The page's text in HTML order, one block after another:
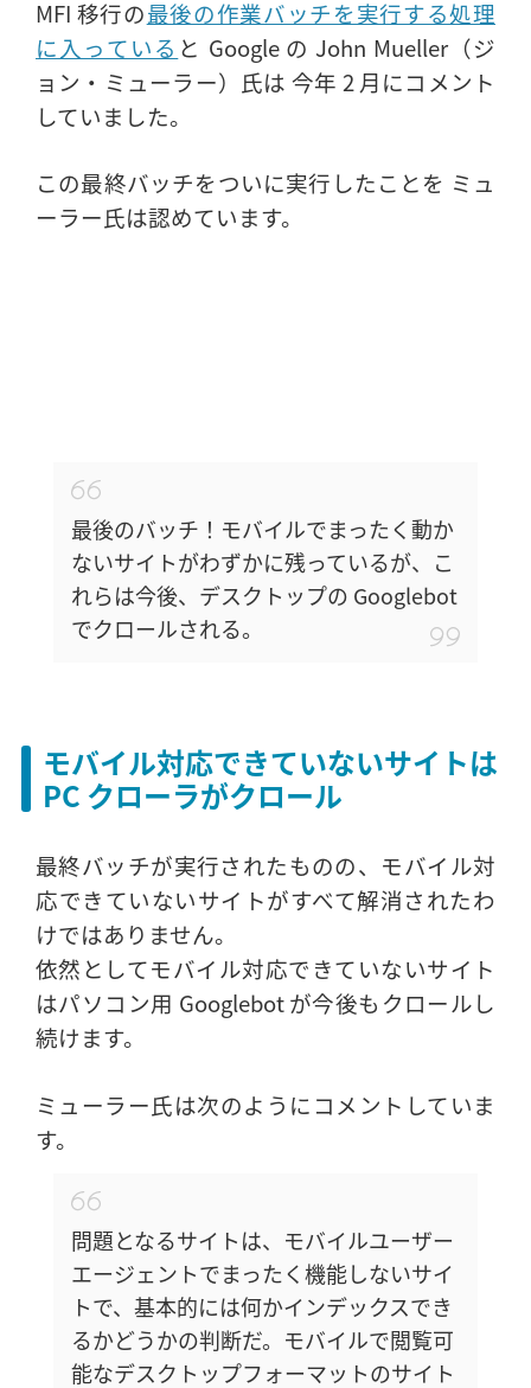
MFI 移行の最後の作業バッチを実行する処理
に入っている と Google の John Mueller（ジ
ョン・ミューラー）氏は 今年 2 月にコメント
していました。
この最終バッチをついに実行したことを ミュ
ーラー氏は認めています。
最後のバッチ！モバイルでまったく動か
ないサイトがわずかに残っているが、こ
れらは今後、デスクトップの Googlebot
でクロールされる。
モバイル対応できていないサイトは
PC クローラがクロール
最終バッチが実行されたものの、モバイル対
応できていないサイトがすべて解消されたわ
けではありません。
依然としてモバイル対応できていないサイト
はパソコン用 Googlebot が今後もクロールし
続けます。
ミューラー氏は次のようにコメントしていま
す。
問題となるサイトは、モバイルユーザー
エージェントでまったく機能しないサイ
トで、基本的には何かインデックスでき
るかどうかの判断だ。モバイルで閲覧可
能なデスクトップフォーマットのサイト